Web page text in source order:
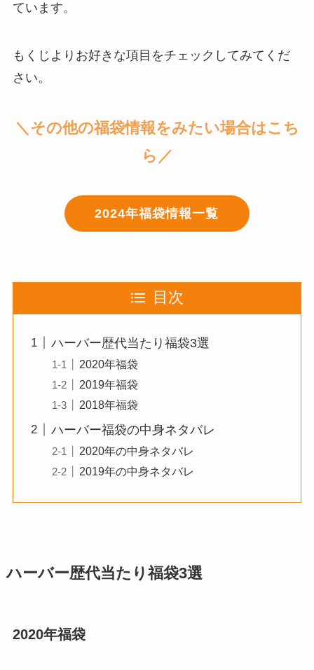
ています。
もくじよりお好きな項目をチェックしてみてくだ
さい。
＼その他の福袋情報をみたい場合はこち
ら／
2024年福袋情報一覧
目次
ハーバー歴代当たり福袋3選
2020年福袋
2019年福袋
2018年福袋
ハーバー福袋の中身ネタバレ
2020年の中身ネタバレ
2019年の中身ネタバレ
ハーバー歴代当たり福袋3選
2020年福袋